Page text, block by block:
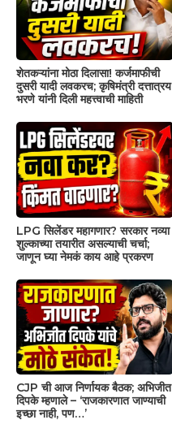
शेतकऱ्यांना मोठा दिलासा! कर्जमाफीची
दुसरी यादी लवकरच; कृषिमंत्री दत्तात्रय
भरणे यांनी दिली महत्त्वाची माहिती
LPG सिलेंडर महागणार? सरकार नव्या
शुल्काच्या तयारीत असल्याची चर्चा;
जाणून घ्या नेमकं काय आहे प्रकरण
CJP ची आज निर्णायक बैठक; अभिजीत
दिपके म्हणाले – ‘राजकारणात जाण्याची
इच्छा नाही, पण…’